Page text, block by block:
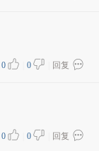
回复
0
0
回复
0
0